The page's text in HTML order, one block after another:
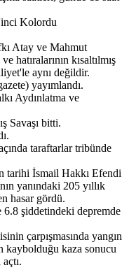
Kolordu
Atay ve Mahmut
hatıralarının kısaltılmış
aynı değildir.
yayımlandı.
Aydınlatma ve
Savaşı bitti.
taraftarlar tribünde
tarihi İsmail Hakkı Efendi
yanındaki 205 yıllık
hasar gördü.
şiddetindeki depremde
çarpışmasında yangın
kaybolduğu kaza sonucu